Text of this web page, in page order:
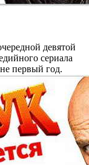
девятой
сериала
первый год.